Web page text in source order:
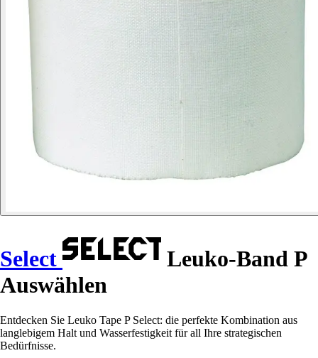
Select
Leuko-Band P
Auswählen
Entdecken Sie Leuko Tape P Select: die perfekte Kombination aus
langlebigem Halt und Wasserfestigkeit für all Ihre strategischen
Bedürfnisse.